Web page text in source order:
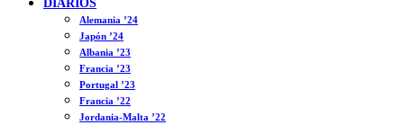
DIARIOS
Alemania ’24
Japón ’24
Albania ’23
Francia ’23
Portugal ’23
Francia ’22
Jordania-Malta ’22